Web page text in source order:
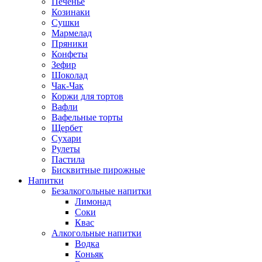
Козинаки
Сушки
Мармелад
Пряники
Конфеты
Зефир
Шоколад
Чак-Чак
Коржи для тортов
Вафли
Вафельные торты
Щербет
Сухари
Рулеты
Пастила
Бисквитные пирожные
Напитки
Безалкогольные напитки
Лимонад
Соки
Квас
Алкогольные напитки
Водка
Коньяк